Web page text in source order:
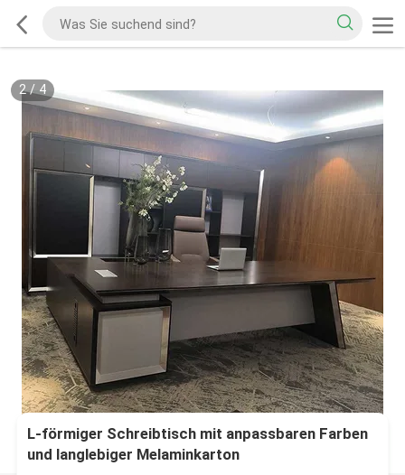
2/ 4
L-förmiger Schreibtisch mit anpassbaren Farben
und langlebiger Melaminkarton